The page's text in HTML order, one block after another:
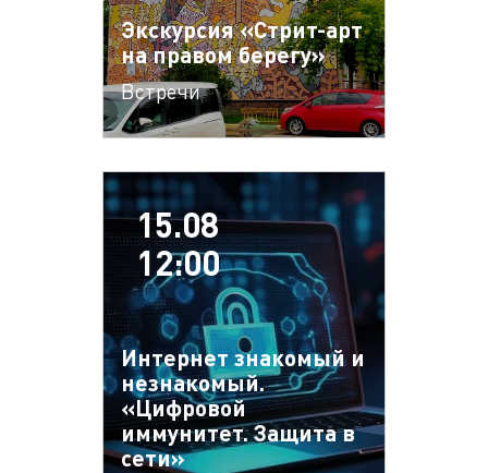
Экскурсия «Стрит-арт
на правом берегу»
Встречи
15.08
12:00
Интернет знакомый и
незнакомый.
«Цифровой
иммунитет. Защита в
сети»